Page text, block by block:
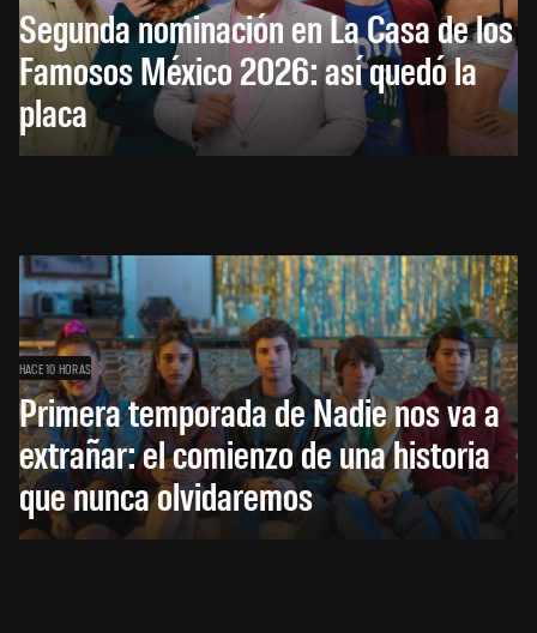
Segunda nominación en La Casa de los
Famosos México 2026: así quedó la
placa
HACE 10 HORAS
Primera temporada de Nadie nos va a
extrañar: el comienzo de una historia
que nunca olvidaremos